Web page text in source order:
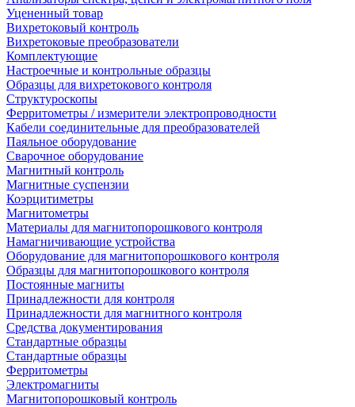
Уцененный товар
Вихретоковый контроль
Вихретоковые преобразователи
Комплектующие
Настроечные и контрольные образцы
Образцы для вихретокового контроля
Структуроскопы
Ферритометры / измерители электропроводности
Кабели соединительные для преобразователей
Паяльное оборудование
Сварочное оборудование
Магнитный контроль
Магнитные суспензии
Коэрцитиметры
Магнитометры
Материалы для магнитопорошкового контроля
Намагничивающие устройства
Оборудование для магнитопорошкового контроля
Образцы для магнитопорошкового контроля
Постоянные магниты
Принадлежности для контроля
Принадлежности для магнитного контроля
Средства документирования
Стандартные образцы
Стандартные образцы
Ферритометры
Электромагниты
Магнитопорошковый контроль